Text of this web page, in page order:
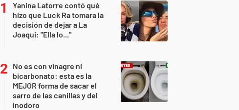
Yanina Latorre contó qué
hizo que Luck Ra tomara la
decisión de dejar a La
Joaqui: "Ella lo..."
No es con vinagre ni
bicarbonato: esta es la
MEJOR forma de sacar el
sarro de las canillas y del
inodoro